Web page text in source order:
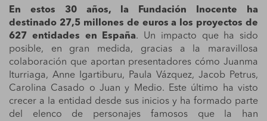
En estos 30 años, la Fundación Inocente ha
destinado 27,5 millones de euros a los proyectos de
627 entidades en España. Un impacto que ha sido
posible, en gran medida, gracias a la maravillosa
colaboración que aportan presentadores cómo Juanma
Iturriaga, Anne Igartiburu, Paula Vázquez, Jacob Petrus,
Carolina Casado o Juan y Medio. Este último ha visto
crecer a la entidad desde sus inicios y ha formado parte
del elenco de personajes famosos que la han